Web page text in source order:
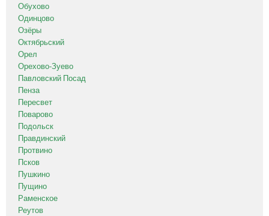
Обухово
Одинцово
Озёры
Октябрьский
Орел
Орехово-Зуево
Павловский Посад
Пенза
Пересвет
Поварово
Подольск
Правдинский
Протвино
Псков
Пушкино
Пущино
Раменское
Реутов